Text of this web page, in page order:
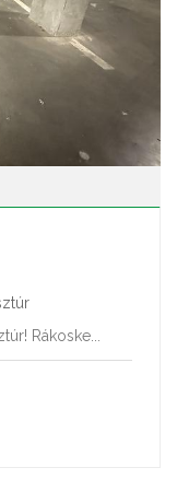
Rákoske...